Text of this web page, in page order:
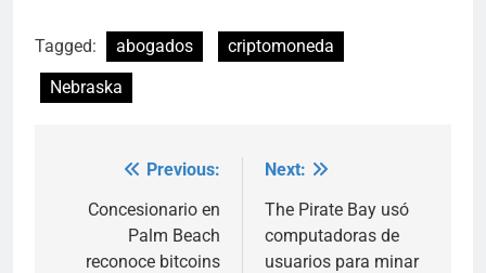
Tagged: abogados
criptomoneda
Nebraska
navigation
Previous:
Concesionario en
Palm Beach
reconoce bitcoins
Next:
The Pirate Bay usó
computadoras de
usuarios para minar